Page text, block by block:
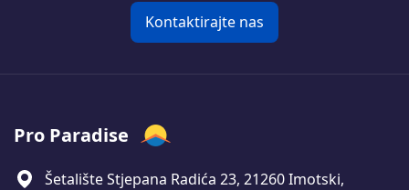
Kontaktirajte nas
Pro Paradise
Šetalište Stjepana Radića 23, 21260 Imotski,